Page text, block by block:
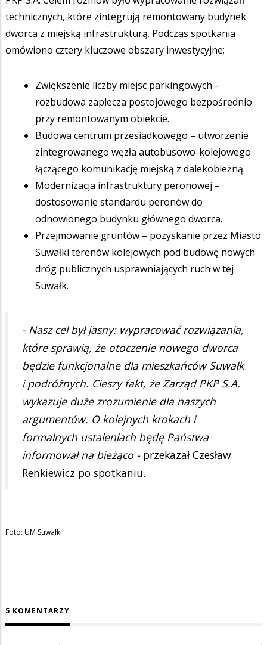
technicznych, które zintegrują remontowany budynek
dworca z miejską infrastrukturą. Podczas spotkania
omówiono cztery kluczowe obszary inwestycyjne:
Zwiększenie liczby miejsc parkingowych –
rozbudowa zaplecza postojowego bezpośrednio
przy remontowanym obiekcie.
Budowa centrum przesiadkowego – utworzenie
zintegrowanego węzła autobusowo-kolejowego
łączącego komunikację miejską z dalekobieżną.
Modernizacja infrastruktury peronowej –
dostosowanie standardu peronów do
odnowionego budynku głównego dworca.
Przejmowanie gruntów – pozyskanie przez Miasto
Suwałki terenów kolejowych pod budowę nowych
dróg publicznych usprawniających ruch w tej
Suwałk.
- Nasz cel był jasny: wypracować rozwiązania,
które sprawią, że otoczenie nowego dworca
będzie funkcjonalne dla mieszkańców Suwałk
i podróżnych. Cieszy fakt, że Zarząd PKP S.A.
wykazuje duże zrozumienie dla naszych
argumentów. O kolejnych krokach i
formalnych ustaleniach będę Państwa
informował na bieżąco - przekazał Czesław
Renkiewicz po spotkaniu.
Foto: UM Suwałki
5 KOMENTARZY